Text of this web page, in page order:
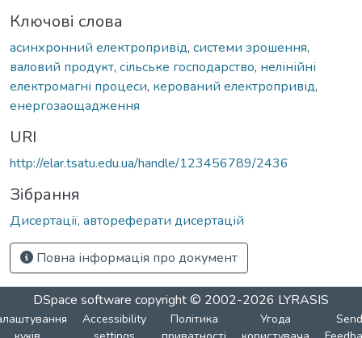
Ключові слова
асинхронний електропривід, системи зрошення,
валовий продукт, сільське господарство, нелінійні
електромагні процеси, керований електропривід,
енергозаощадження
URI
http://elar.tsatu.edu.ua/handle/123456789/2436
Зібрання
Дисертації, автореферати дисертацій
Повна інформація про документ
DSpace software copyright © 2002-2026 LYRASIS
Accessibility
Політика
Угода
Send